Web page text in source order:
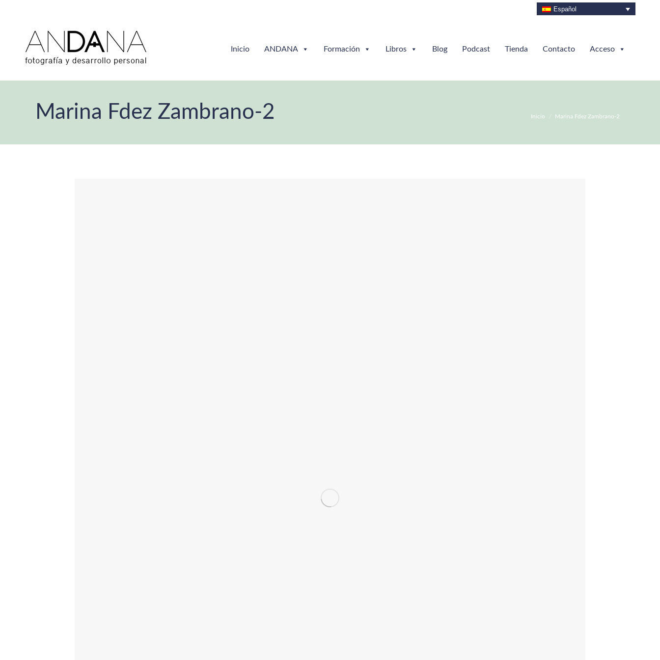
Español
Inicio ANDANA Formación Libros Blog Podcast Tienda Contacto Acceso
Marina Fdez Zambrano-2 Inicio Marina Fdez Zambrano-2